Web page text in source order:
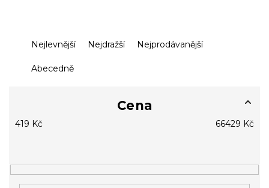
Ř
p
r
u
k
Nejlevnější Nejdražší Nejprodávanější
Abecedně
Cena
419 Kč 66429 Kč